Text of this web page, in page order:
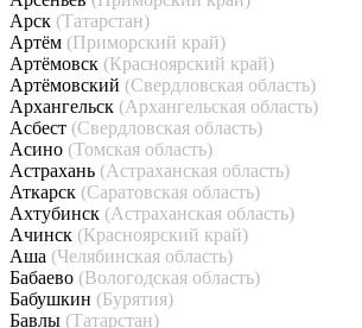
Арск (Татарстан)
Артём (Приморский край)
Артёмовск (Красноярский край)
Артёмовский (Свердловская область)
Архангельск (Архангельская область)
Асбест (Свердловская область)
Асино (Томская область)
Астрахань (Астраханская область)
Аткарск (Саратовская область)
Ахтубинск (Астраханская область)
Ачинск (Красноярский край)
Аша (Челябинская область)
Бабаево (Вологодская область)
Бабушкин (Бурятия)
Бавлы (Татарстан)